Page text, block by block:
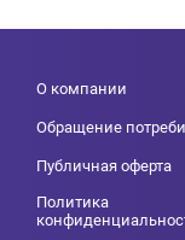
О компании
Обращение
Публичная оферта
Политика